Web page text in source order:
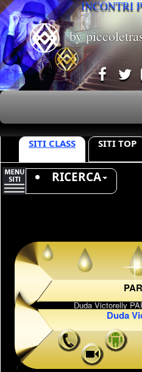
INCONTRI
by
SITI CLASS SITI TOP
RICERCA
Duda